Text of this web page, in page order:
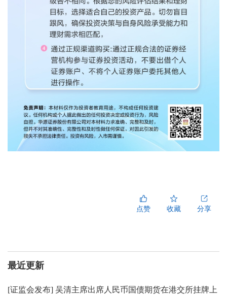
点赞 收藏 分享
最近更新
[证监会发布] 吴清主席出席人民币国债期货在港交所挂牌上